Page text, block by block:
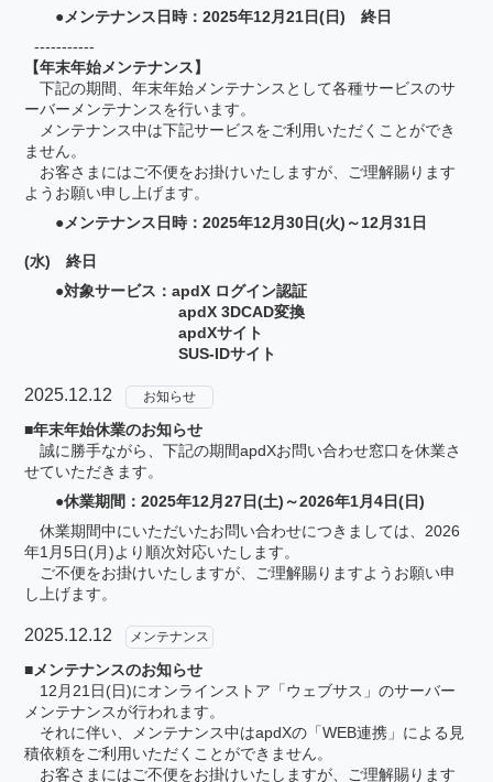
●メンテナンス日時：2025年12月21日(日) 終日
-----------
【年末年始メンテナンス】
下記の期間、年末年始メンテナンスとして各種サービスのサ
ーバーメンテナンスを行います。
メンテナンス中は下記サービスをご利用いただくことができ
ません。
お客さまにはご不便をお掛けいたしますが、ご理解賜ります
ようお願い申し上げます。
●メンテナンス日時：2025年12月30日(火)～12月31日
(水) 終日
●対象サービス：apdX ログイン認証
apdX 3DCAD変換
apdXサイト
SUS-IDサイト
2025.12.12 お知らせ
■年末年始休業のお知らせ
誠に勝手ながら、下記の期間apdXお問い合わせ窓口を休業さ
せていただきます。
●休業期間：2025年12月27日(土)～2026年1月4日(日)
休業期間中にいただいたお問い合わせにつきましては、2026
年1月5日(月)より順次対応いたします。
ご不便をお掛けいたしますが、ご理解賜りますようお願い申
し上げます。
2025.12.12 メンテナンス
■メンテナンスのお知らせ
12月21日(日)にオンラインストア「ウェブサス」のサーバー
メンテナンスが行われます。
それに伴い、メンテナンス中はapdXの「WEB連携」による見
積依頼をご利用いただくことができません。
お客さまにはご不便をお掛けいたしますが、ご理解賜ります